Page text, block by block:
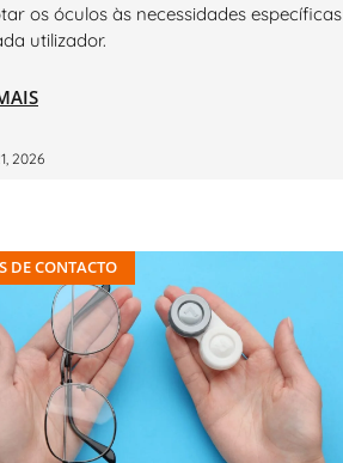
os óculos às necessidades específicas
utilizador.
2026
DE CONTACTO